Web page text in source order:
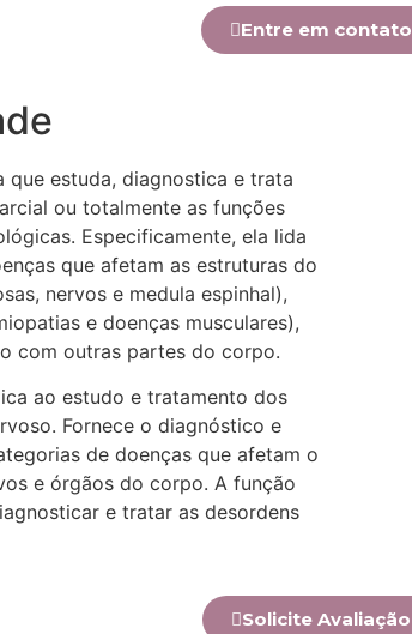
Entre em contato
que estuda, diagnostica e trata
ou totalmente as funções
Especificamente, ela lida
que afetam as estruturas do
nervos e medula espinhal),
e doenças musculares),
com outras partes do corpo.
ao estudo e tratamento dos
Fornece o diagnóstico e
de doenças que afetam o
e órgãos do corpo. A função
e tratar as desordens
Solicite Avaliação